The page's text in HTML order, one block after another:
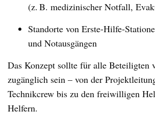
(z. B. medizinischer Notfall,
Standorte von Erste-Hilfe-
und Notausgängen
Das Konzept sollte für alle Beteiligten
zugänglich sein – von der
Technikcrew bis zu den freiwilligen
Helfern.